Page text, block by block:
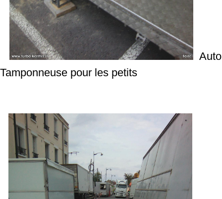
Auto
Tamponneuse pour les petits